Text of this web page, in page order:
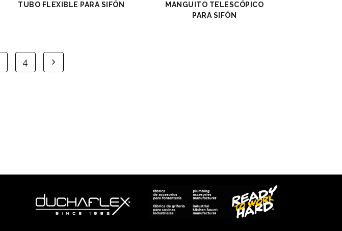
TUBO FLEXIBLE PARA SIFÓN
MANGUITO TELESCÓPICO
PARA SIFÓN
4